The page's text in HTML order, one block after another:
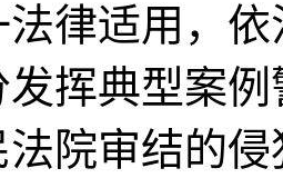
律适用，
挥典型案
院审结的